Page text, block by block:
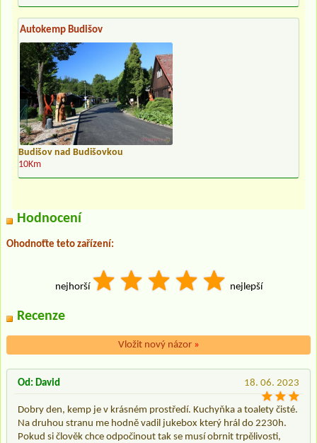
Autokemp Budišov
Budišov nad Budišovkou
10Km
Hodnocení
Ohodnoťte teto zařízení:
nejhorší nejlepší
Recenze
Vložit nový názor »
18. 06. 2023
Od: David
Dobry den, kemp je v krásném prostředí. Kuchyňka a toalety čisté.
Na druhou stranu me hodně vadil jukebox který hrál do 2230h.
Pokud si člověk chce odpočinout tak se musí obrnit trpělivosti,